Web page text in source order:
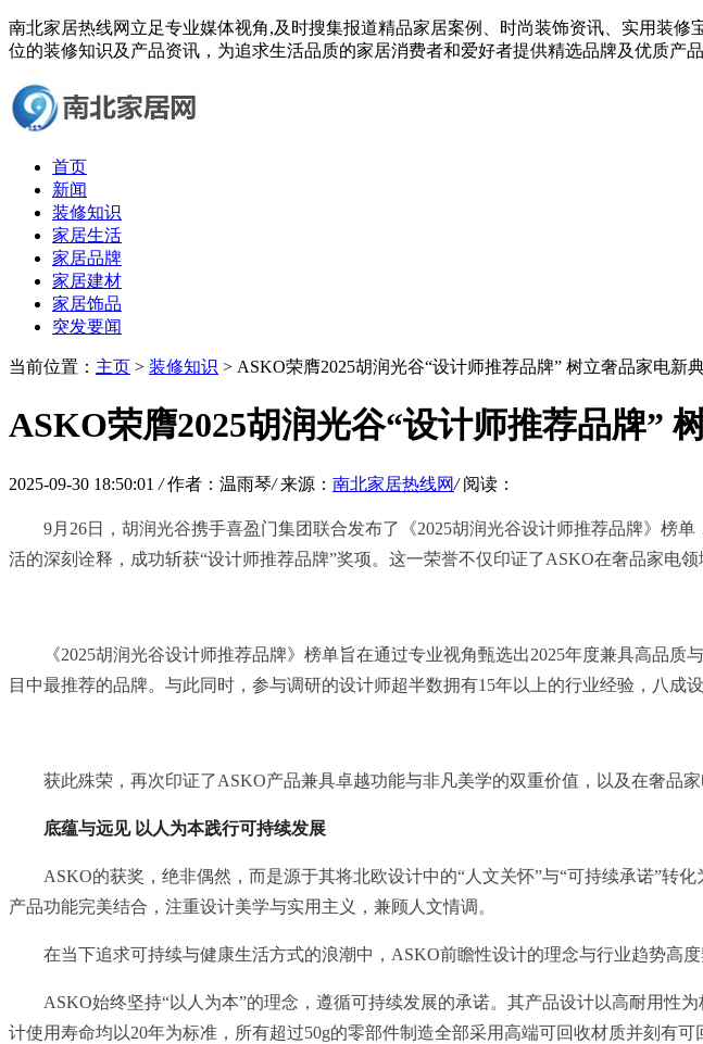
南北家居热线网立足专业媒体视角,及时搜集报道精品家居案例、时尚装饰资讯、实用装
位的装修知识及产品资讯，为追求生活品质的家居消费者和爱好者提供精选品牌及优质产品
首页
新闻
装修知识
家居生活
家居品牌
家居建材
家居饰品
突发要闻
当前位置： 主页 > 装修知识 > ASKO荣膺2025胡润光谷“设计师推荐品牌” 树立奢品家电新
ASKO荣膺2025胡润光谷“设计师推荐品牌”
2025-09-30 18:50:01 / 作者：温雨琴/ 来源： 南北家居热线网/ 阅读：
9月26日，胡润光谷携手喜盈门集团联合发布了《2025胡润光谷设计师推荐品牌》榜
活的深刻诠释，成功斩获“设计师推荐品牌”奖项。这一荣誉不仅印证了ASKO在奢品家电
《2025胡润光谷设计师推荐品牌》榜单旨在通过专业视角甄选出2025年度兼具高品
目中最推荐的品牌。与此同时，参与调研的设计师超半数拥有15年以上的行业经验，八成
获此殊荣，再次印证了ASKO产品兼具卓越功能与非凡美学的双重价值，以及在奢品
底蕴与远见 以人为本践行可持续发展
ASKO的获奖，绝非偶然，而是源于其将北欧设计中的“人文关怀”与“可持续承诺”转
产品功能完美结合，注重设计美学与实用主义，兼顾人文情调。
在当下追求可持续与健康生活方式的浪潮中，ASKO前瞻性设计的理念与行业趋势高度
ASKO始终坚持“以人为本”的理念，遵循可持续发展的承诺。其产品设计以高耐用性
计使用寿命均以20年为标准，所有超过50g的零部件制造全部采用高端可回收材质并刻有可